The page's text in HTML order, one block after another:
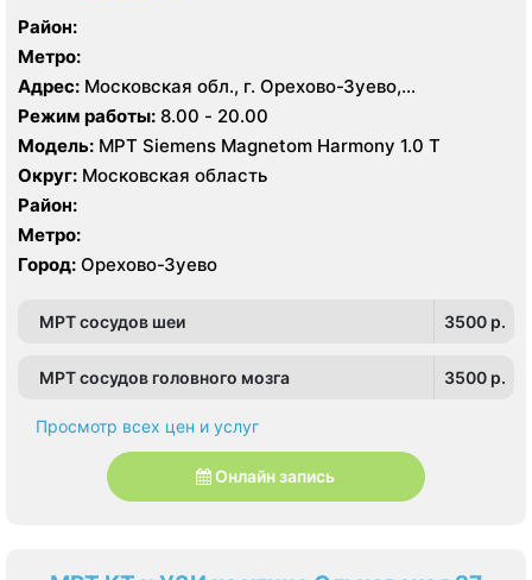
Район:
Метро:
Адрес: Московская обл., г. Орехово-Зуево,
Набережная ул., 10А
Режим работы: 8.00 - 20.00
Модель: МРТ Siemens Magnetom Harmony 1.0 Т
Округ: Московская область
Район:
Метро:
Город: Орехово-Зуево
МРТ сосудов шеи 3500 p.
МРТ сосудов головного мозга 3500 p.
Просмотр всех цен и услуг
Онлайн запись